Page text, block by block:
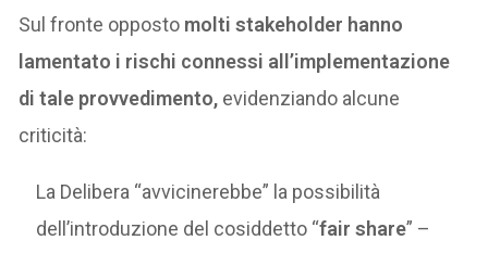
Sul fronte opposto molti stakeholder hanno
lamentato i rischi connessi all’implementazione
di tale provvedimento, evidenziando alcune
criticità:
La Delibera “avvicinerebbe” la possibilità
dell’introduzione del cosiddetto “fair share” –